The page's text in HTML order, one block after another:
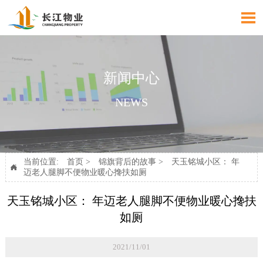

新闻中心
NEWS

当前位置: 首页 > 锦旗背后的故事>
天玉铭城小区： 年
迈老人腿脚不便物业暖心搀扶如厕
天玉铭城小区： 年迈老人腿脚不便物业暖心搀扶
如厕
2021/11/01